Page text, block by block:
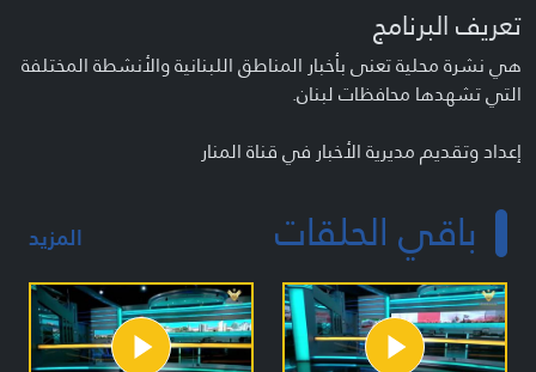
تعريف البرنامج
هي نشرة محلية تعنى بأخبار المناطق اللبنانية والأنشطة المختلفة
التي تشهدها محافظات لبنان.
إعداد وتقديم مديرية الأخبار في قناة المنار
باقي الحلقات المزيد